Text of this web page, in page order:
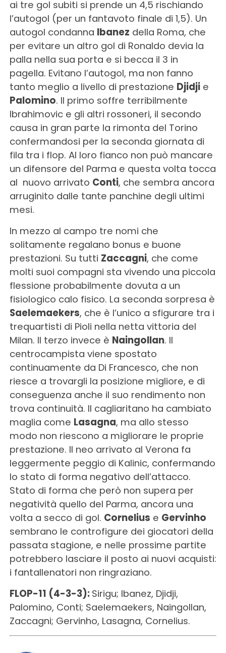
ai tre gol subiti si prende un 4,5 rischiando
l’autogol (per un fantavoto finale di 1,5). Un
autogol condanna Ibanez della Roma, che
per evitare un altro gol di Ronaldo devia la
palla nella sua porta e si becca il 3 in
pagella. Evitano l’autogol, ma non fanno
tanto meglio a livello di prestazione Djidjie
Palomino. Il primo soffre terribilmente
Ibrahimovic e gli altri rossoneri, il secondo
causa in gran parte la rimonta del Torino
confermandosi per la seconda giornata di
fila tra i flop. Al loro fianco non può mancare
un difensore del Parma e questa volta tocca
al nuovo arrivato Conti, che sembra ancora
arruginito dalle tante panchine degli ultimi
mesi.
In mezzo al campo tre nomi che
solitamente regalano bonus e buone
prestazioni. Su tutti Zaccagni, che come
molti suoi compagni sta vivendo una piccola
flessione probabilmente dovuta a un
fisiologico calo fisico. La seconda sorpresa è
Saelemaekers, che è l’unico a sfigurare tra i
trequartisti di Pioli nella netta vittoria del
Milan. Il terzo invece è Naingollan. Il
centrocampista viene spostato
continuamente da Di Francesco, che non
riesce a trovargli la posizione migliore, e di
conseguenza anche il suo rendimento non
trova continuità. Il cagliaritano ha cambiato
maglia come Lasagna, ma allo stesso
modo non riescono a migliorare le proprie
prestazione. Il neo arrivato al Verona fa
leggermente peggio di Kalinic, confermando
lo stato di forma negativo dell’attacco.
Stato di forma che però non supera per
negatività quello del Parma, ancora una
volta a secco di gol. Cornelius e Gervinho
sembrano le controfigure dei giocatori della
passata stagione, e nelle prossime partite
potrebbero lasciare il posto ai nuovi acquisti:
i fantallenatori non ringraziano.
FLOP-11 (4-3-3): Sirigu; Ibanez, Djidji,
Palomino, Conti; Saelemaekers, Naingollan,
Zaccagni; Gervinho, Lasagna, Cornelius.